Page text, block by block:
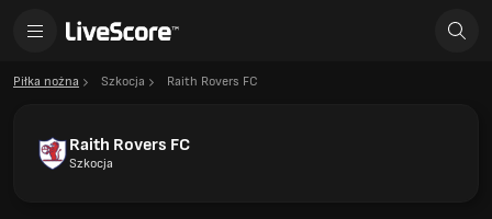
Piłka nożna Szkocja Raith Rovers FC
Raith Rovers FC
Szkocja